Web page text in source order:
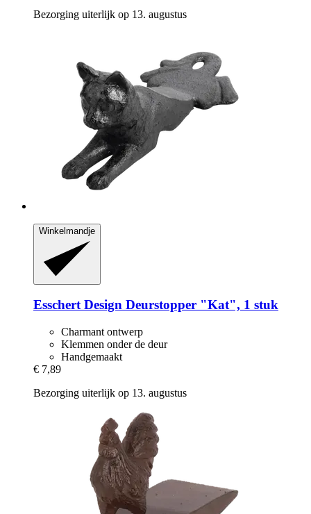
Bezorging uiterlijk op 13. augustus
Winkelmandje
Esschert Design Deurstopper "Kat", 1 stuk
Charmant ontwerp
Klemmen onder de deur
Handgemaakt
€ 7,89
Bezorging uiterlijk op 13. augustus